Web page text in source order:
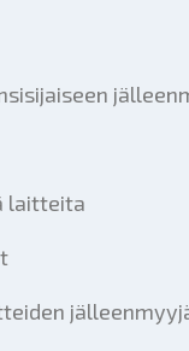
laitteita